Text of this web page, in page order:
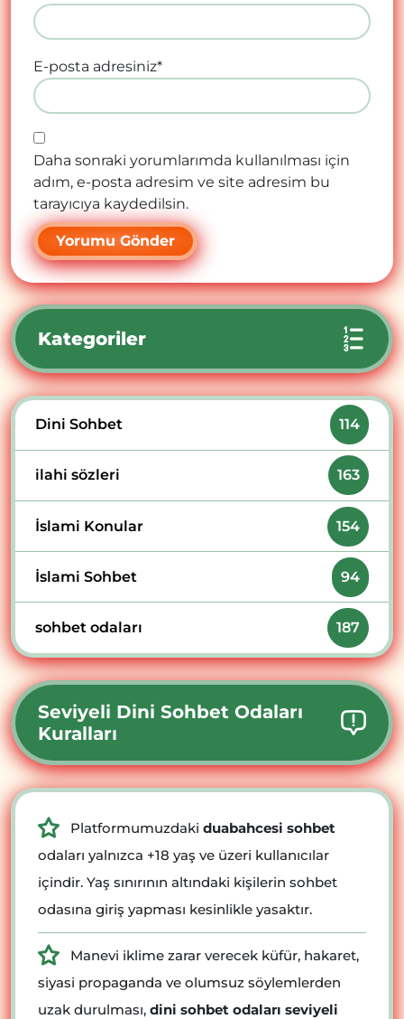
E-posta adresiniz*
Daha sonraki yorumlarımda kullanılması için
adım, e-posta adresim ve site adresim bu
tarayıcıya kaydedilsin.
Kategoriler
Dini Sohbet 114
ilahi sözleri 163
İslami Konular 154
İslami Sohbet 94
sohbet odaları 187
Seviyeli Dini Sohbet Odaları
Kuralları
Platformumuzdaki duabahcesi sohbet
odaları yalnızca +18 yaş ve üzeri kullanıcılar
içindir. Yaş sınırının altındaki kişilerin sohbet
odasına giriş yapması kesinlikle yasaktır.
Manevi iklime zarar verecek küfür, hakaret,
siyasi propaganda ve olumsuz söylemlerden
uzak durulması, dini sohbet odaları seviyeli